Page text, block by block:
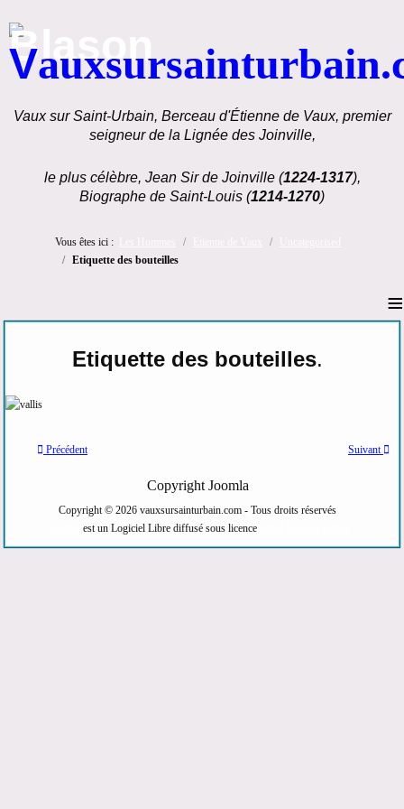
V
Vaux sur Saint-Urbain, Berceau d'Étienne de Vaux, premier
seigneur de la Lignée des Joinville,
le plus célèbre, Jean Sir de Joinville (1224-1317),
Biographe de Saint-Louis (1214-1270)
Vous êtes ici :
Etiquette des bouteilles
≡
Etiquette des bouteilles.
Précédent Suivant
Copyright Joomla
Copyright © 2026 vauxsursainturbain.com - Tous droits réservés
est un Logiciel Libre diffusé sous licence